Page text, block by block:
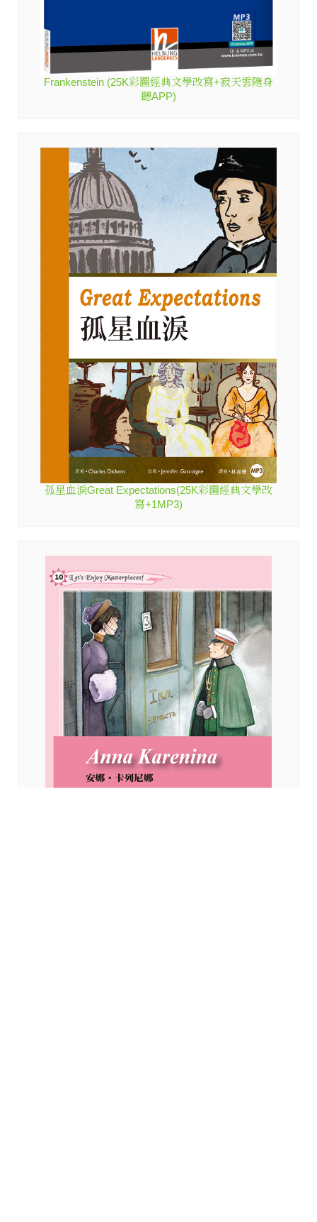
Frankenstein (25K彩圖經典文學改寫+寂天雲隨身
聽APP)
孤星血淚Great Expectations(25K彩圖經典文學改
寫+1MP3)